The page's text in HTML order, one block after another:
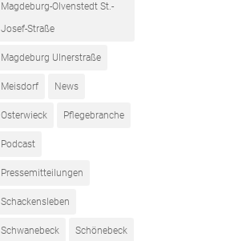
Magdeburg-Olvenstedt St.-
Josef-Straße
Magdeburg Ulnerstraße
Meisdorf News
Osterwieck Pflegebranche
Podcast
Pressemitteilungen
Schackensleben
Schwanebeck Schönebeck